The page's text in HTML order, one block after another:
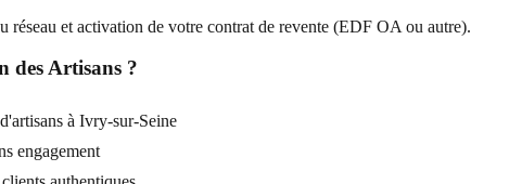
réseau et activation de votre contrat de revente (EDF OA ou autre).
des Artisans ?
à Ivry-sur-Seine
engagement